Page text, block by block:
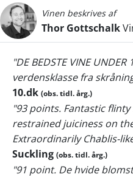
Vinen beskrives af
Thor Gottschalk
"DE BEDSTE VINE
verdensklasse fra
10.dk (obs. tidl. årg.)
"93 points. Fantastic
restrained juiciness on
Extraordinarily Chablis-
Suckling (obs. tidl. årg.)
"91 point. De hvide